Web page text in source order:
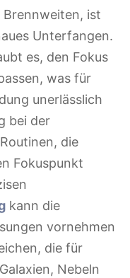
ist
Unterfangen.
es, den Fokus
was für
unerlässlich
bei der
die
Fokuspunkt
kann die
vornehmen
die für
Nebeln